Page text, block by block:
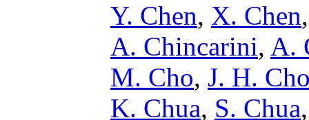
Y. Chen, X. Chen
A. Chincarini, A.
M. Cho, J. H.
K. Chua, S. Chua